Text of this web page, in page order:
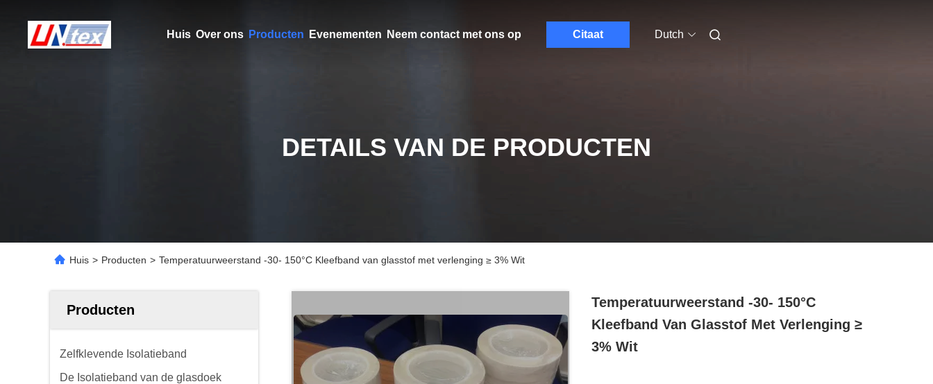
Huis Over ons Producten Evenementen Neem contact met ons op Citaat Dutch
DETAILS VAN DE PRODUCTEN
Huis > Producten > Temperatuurweerstand -30- 150°C Kleefband van glasstof met verlenging ≥ 3% Wit
Producten
Zelfklevende Isolatieband
De Isolatieband van de glasdoek
Temperatuurweerstand -30- 150°C
Kleefband Van Glasstof Met Verlenging ≥
3% Wit